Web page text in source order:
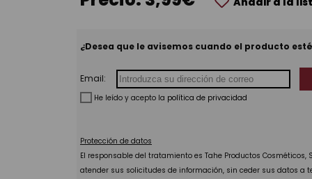
¿Desea que le avisemos cuando el producto
Email:
He leído y acepto la política de privacidad
Protección de datos
El responsable del tratamiento es Tahe Productos
atender sus solicitudes de información, sin ceder sus datos a